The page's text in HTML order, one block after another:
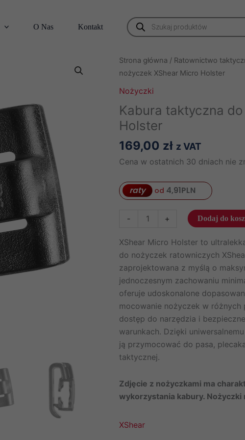
O Nas Kontakt
Wyszukiwarka
produktów
Strona główna / Ratownictwo
nożyczek XShear Micro Holster
Nożyczki
Kabura taktyczna
Holster
169,00 zł z VAT
Cena w ostatnich 30 dniach nie
raty od 4,91PLN
-
taktyczna
do
nożyczek
XShear
Micro
Holster
+ Dodaj do
XShear Micro Holster to
do nożyczek ratowniczych
zaprojektowana z myślą o
jednoczesnym zachowaniu
oferuje udoskonalone
mocowanie nożyczek w różnych
dostęp do narzędzia i
warunkach. Dzięki
ją przymocować do pasa,
taktycznej.
Zdjęcie z nożyczkami ma
wykorzystania kabury. Nożyczki
XShear